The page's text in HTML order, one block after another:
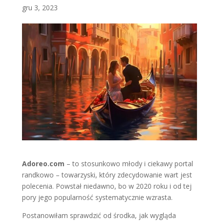
gru 3, 2023
Adoreo.com – to stosunkowo młody i ciekawy portal
randkowo – towarzyski, który zdecydowanie wart jest
polecenia. Powstał niedawno, bo w 2020 roku i od tej
pory jego popularność systematycznie wzrasta.
Postanowiłam sprawdzić od środka, jak wygląda